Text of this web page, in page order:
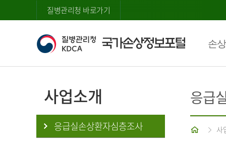
질병관리청 바로가기
손
사업소개
응급실손상환자심층조사
응급
홈 사